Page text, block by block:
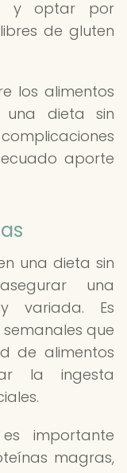
y optar por
de gluten
los alimentos
una dieta sin
aporte
una dieta sin
una
variada. Es
que
de alimentos
la ingesta
importante
magras,